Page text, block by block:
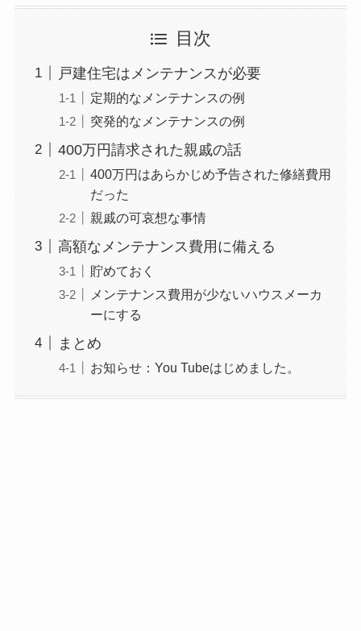
目次
戸建住宅はメンテナンスが必要
定期的なメンテナンスの例
突発的なメンテナンスの例
400万円請求された親戚の話
400万円はあらかじめ予告された修繕費用
だった
親戚の可哀想な事情
高額なメンテナンス費用に備える
貯めておく
メンテナンス費用が少ないハウスメーカ
ーにする
まとめ
お知らせ：You Tubeはじめました。